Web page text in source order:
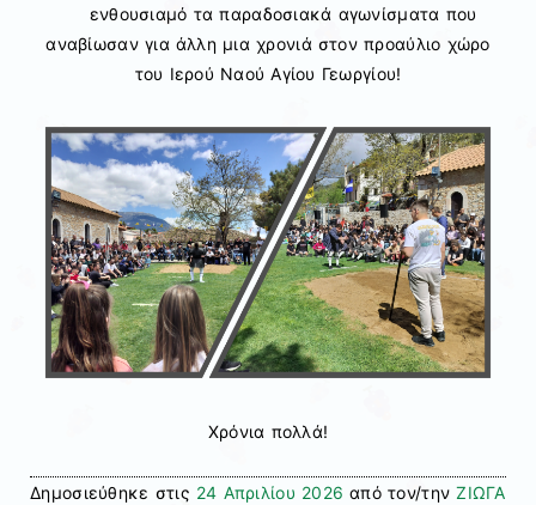
ενθουσιαμό τα παραδοσιακά αγωνίσματα που
αναβίωσαν για άλλη μια χρονιά στον προαύλιο χώρο
του Ιερού Ναού Αγίου Γεωργίου!
Χρόνια πολλά!
Δημοσιεύθηκε στις 24 Απριλίου 2026 από τον/τηνΖΙΩΓΑ